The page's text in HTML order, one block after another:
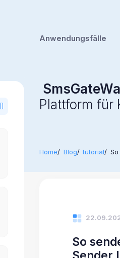
Anwendungsfälle
Plattform für
Home Blog tutorial
So